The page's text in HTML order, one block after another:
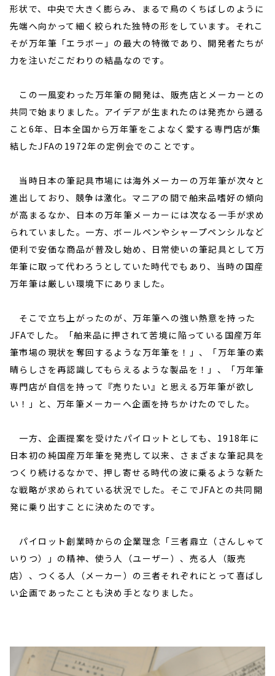
形状で、中央で大きく膨らみ、まるで鳥のくちばしのように
先端へ向かって細く絞られた独特の形をしています。それこ
そが万年筆「エラボー」の最大の特徴であり、開発者たちが
力を注いだこだわりの結晶なのです。
この一風変わった万年筆の開発は、販売店とメーカーとの
共同で始まりました。アイデアが生まれたのは発売から遡る
こと6年、日本全国から万年筆をこよなく愛する専門店が集
結したJFAの1972年の定例会でのことです。
当時日本の筆記具市場には海外メーカーの万年筆が次々と
進出しており、競争は激化。マニアの間で舶来品嗜好の傾向
が高まるなか、日本の万年筆メーカーには次なる一手が求め
られていました。一方、ボールペンやシャープペンシルなど
便利で安価な商品が普及し始め、日常使いの筆記具として万
年筆に取って代わろうとしていた時代でもあり、当時の国産
万年筆は厳しい環境下にありました。
そこで立ち上がったのが、万年筆への強い熱意を持った
JFAでした。「舶来品に押されて苦境に陥っている国産万年
筆市場の現状を奪回するような万年筆を！」、「万年筆の素
晴らしさを再認識してもらえるような製品を！」、「万年筆
専門店が自信を持って『売りたい』と思える万年筆が欲し
い！」と、万年筆メーカーへ企画を持ちかけたのでした。
一方、企画提案を受けたパイロットとしても、1918年に
日本初の純国産万年筆を発売して以来、さまざまな筆記具を
つくり続けるなかで、押し寄せる時代の波に乗るような新た
な戦略が求められている状況でした。そこでJFAとの共同開
発に乗り出すことに決めたのです。
パイロット創業時からの企業理念「三者鼎立（さんしゃて
いりつ）」の精神、使う人（ユーザー）、売る人（販売
店）、つくる人（メーカー）の三者それぞれにとって喜ばし
い企画であったことも決め手となりました。